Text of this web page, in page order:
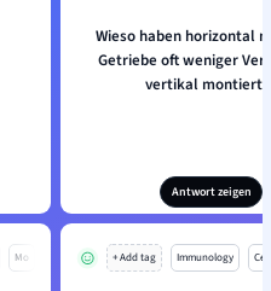
Wieso haben horizontal
Getriebe oft weniger
vertikal
Antwort zeigen
Mo + Add tag Immunology